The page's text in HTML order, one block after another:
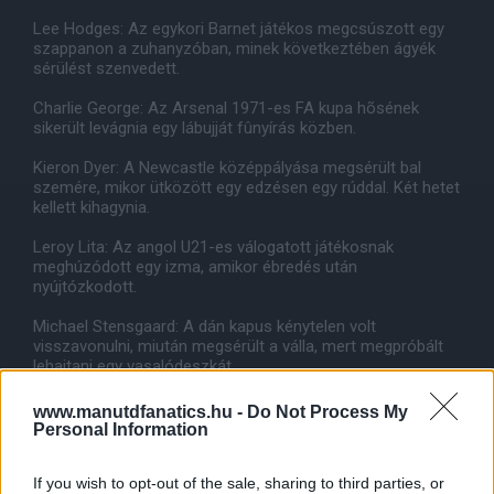
www.manutdfanatics.hu - Do Not Process My
Personal Information
If you wish to opt-out of the sale, sharing to third parties, or
Lee Hodges: Az egykori Barnet játékos megcsúszott egy
szappanon a zuhanyzóban, minek következtében ágyék
sérülést szenvedett.
Charlie George: Az Arsenal 1971-es FA kupa hõsének
sikerült levágnia egy lábujját fûnyírás közben.
Kieron Dyer: A Newcastle középpályása megsérült bal
szemére, mikor ütközött egy edzésen egy rúddal. Két hetet
kellett kihagynia.
Leroy Lita: Az angol U21-es válogatott játékosnak
meghúzódott egy izma, amikor ébredés után
nyújtózkodott.
Michael Stensgaard: A dán kapus kénytelen volt
visszavonulni, miután megsérült a válla, mert megpróbált
lehajtani egy vasalódeszkát.
Derek Lyle: A Dundee catára otthonában esett át egy üveg
asztalon, mely következtében 16 öltéssel kellett